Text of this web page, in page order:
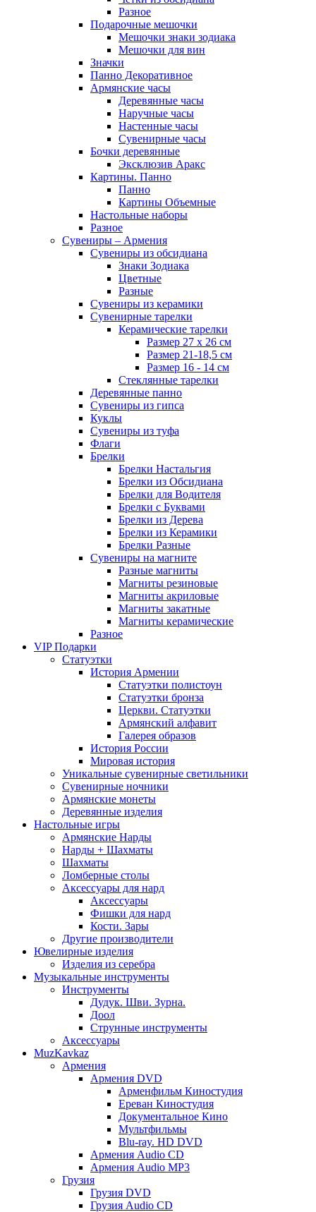
Разное
Подарочные мешочки
Мешочки знаки зодиака
Мешочки для вин
Значки
Панно Декоративное
Армянские часы
Деревянные часы
Наручные часы
Настенные часы
Сувенирные часы
Бочки деревянные
Эксклюзив Аракс
Картины. Панно
Панно
Картины Объемные
Настольные наборы
Разное
Сувениры – Армения
Сувениры из обсидиана
Знаки Зодиака
Цветные
Разные
Сувениры из керамики
Сувенирные тарелки
Керамические тарелки
Размер 27 х 26 см
Размер 21-18,5 см
Размер 16 - 14 см
Стеклянные тарелки
Деревянные панно
Сувениры из гипса
Куклы
Сувениры из туфа
Флаги
Брелки
Брелки Настальгия
Брелки из Обсидиана
Брелки для Водителя
Брелки с Буквами
Брелки из Дерева
Брелки из Керамики
Брелки Разные
Сувениры на магните
Разные магниты
Магниты резиновые
Магниты акриловые
Магниты закатные
Магниты керамические
Разное
VIP Подарки
Статуэтки
История Армении
Статуэтки полистоун
Статуэтки бронза
Церкви. Статуэтки
Армянский алфавит
Галерея образов
История России
Мировая история
Уникальные сувенирные светильники
Сувенирные ночники
Армянские монеты
Деревянные изделия
Настольные игры
Армянские Нарды
Нарды + Шахматы
Шахматы
Ломберные столы
Аксессуары для нард
Аксессуары
Фишки для нард
Кости. Зары
Другие производители
Ювелирные изделия
Изделия из серебра
Музыкальные инструменты
Инструменты
Дудук. Шви. Зурна.
Доол
Струнные инструменты
Аксессуары
MuzKavkaz
Армения
Армения DVD
Арменфильм Киностудия
Ереван Киностудия
Документальное Кино
Мультфильмы
Blu-ray. HD DVD
Армения Audio CD
Армения Audio MP3
Грузия
Грузия DVD
Грузия Audio CD